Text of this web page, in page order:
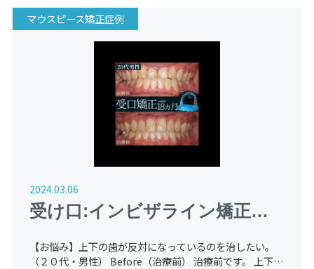
マウスピース矯正症例
2024.03.06
受け口:インビザライン矯正
【２０代：男性】
【お悩み】上下の歯が反対になっているのを治したい。
（２０代・男性） Before（治療前） 治療前です。 上下の